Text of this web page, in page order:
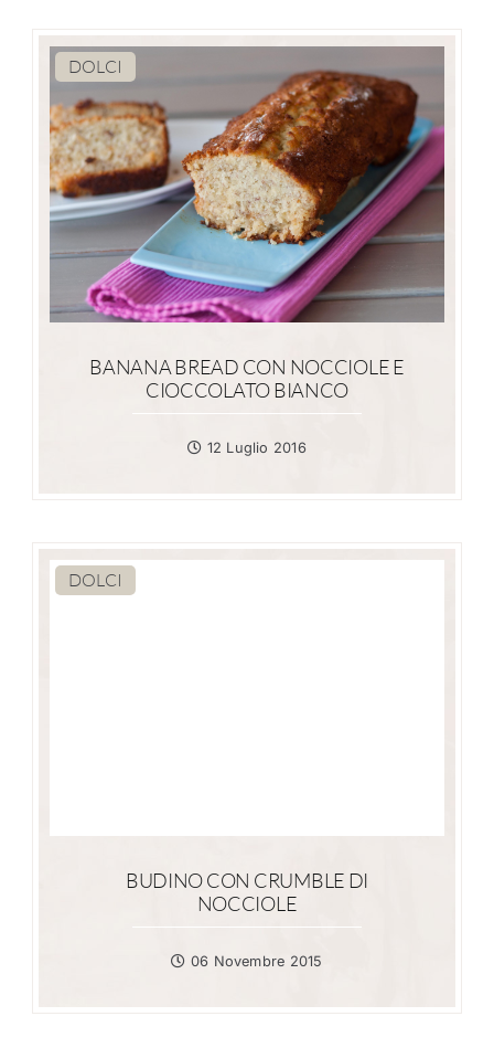
DOLCI
BANANA BREAD CON NOCCIOLE E
CIOCCOLATO BIANCO
12 Luglio 2016
DOLCI
BUDINO CON CRUMBLE DI
NOCCIOLE
06 Novembre 2015